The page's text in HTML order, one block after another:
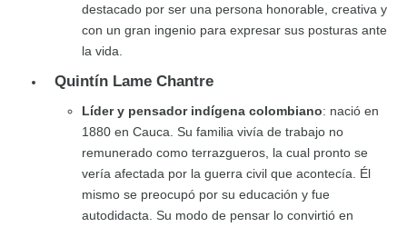
destacado por ser una persona honorable, creativa y
con un gran ingenio para expresar sus posturas ante
la vida.
Quintín Lame Chantre
Líder y pensador indígena colombiano: nació en
1880 en Cauca. Su familia vivía de trabajo no
remunerado como terrazgueros, la cual pronto se
vería afectada por la guerra civil que acontecía. Él
mismo se preocupó por su educación y fue
autodidacta. Su modo de pensar lo convirtió en